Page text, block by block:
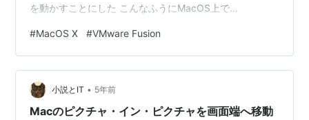
を動かすことにした こんなふうにMacOS上で
が・・・ 環境 必要なもの Windows10のisoファイルを入
手する Windows10のプロダクトキーの入手 仮想化ソフ
トのダウンロード VMware Fusion上にWindows10を構築
する VMware Toolsをインストールする 細かな設定 まと
め 環境 注意…
#MacOS X #VMware Fusion
小説とIT • 5年前
Macのピクチャ・イン・ピクチャを画面端へ移動